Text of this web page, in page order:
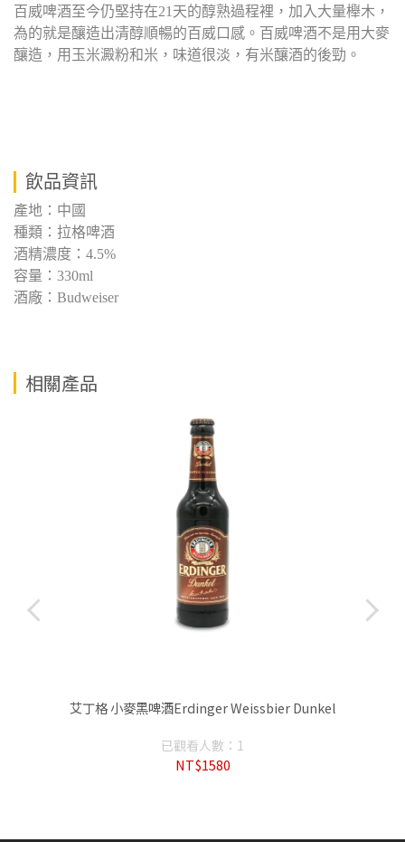
百威啤酒至今仍堅持在21天的醇熟過程裡，加入大量櫸木，
為的就是釀造出清醇順暢的百威口感。百威啤酒不是用大麥
釀造，用玉米澱粉和米，味道很淡，有米釀酒的後勁。
飲品資訊
產地：中國
種類：拉格啤酒
酒精濃度：4.5%
容量：330ml
酒廠：Budweiser
相關產品
艾丁格 小麥黑啤酒Erdinger Weissbier Dunkel
已觀看人數：1
NT$1580